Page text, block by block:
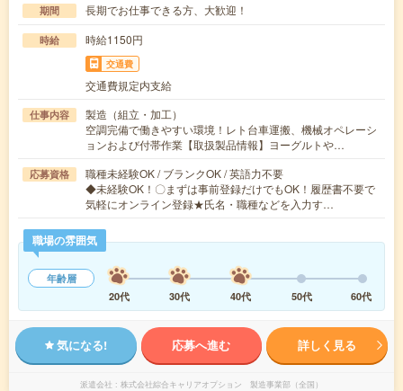
期間 長期でお仕事できる方、大歓迎！
時給 時給1150円
交通費
交通費規定内支給
仕事内容
製造（組立・加工）
空調完備で働きやすい環境！レト台車運搬、機械オペレーシ
ョンおよび付帯作業【取扱製品情報】ヨーグルトや…
応募資格
職種未経験OK / ブランクOK / 英語力不要
◆未経験OK！〇まずは事前登録だけでもOK！履歴書不要で
気軽にオンライン登録★氏名・職種などを入力す…
職場の雰囲気
年齢層
20代
30代 40代 50代 60代
気になる! 応募へ進む 詳しく見る
派遣会社 株式会社綜合キャリアオプション 製造事業部（全国）